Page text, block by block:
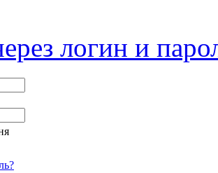
логин и